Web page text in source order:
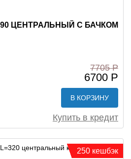
ЦЕНТРАЛЬНЫЙ С БАЧКОМ
7705 Р
6700 Р
В КОРЗИНУ
Купить в кредит
250 кешбэк